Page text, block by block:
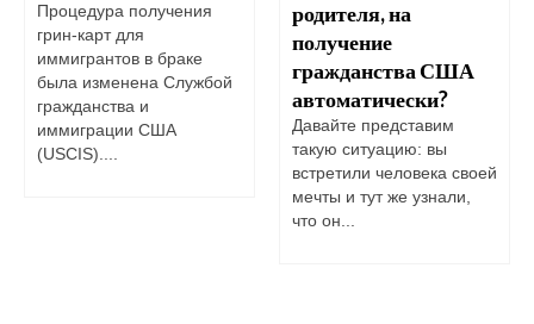
Процедура получения
грин-карт для
иммигрантов в браке
была изменена Службой
гражданства и
иммиграции США
(USCIS)....
родителя, на
получение
гражданства США
автоматически?
Давайте представим
такую ситуацию: вы
встретили человека своей
мечты и тут же узнали,
что он...